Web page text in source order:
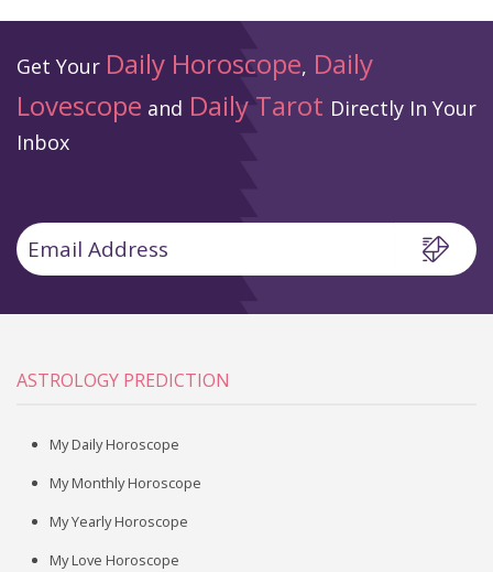
Get Your Daily Horoscope, Daily
Lovescope and Daily Tarot Directly In Your
Inbox
ASTROLOGY PREDICTION
My Daily Horoscope
My Monthly Horoscope
My Yearly Horoscope
My Love Horoscope